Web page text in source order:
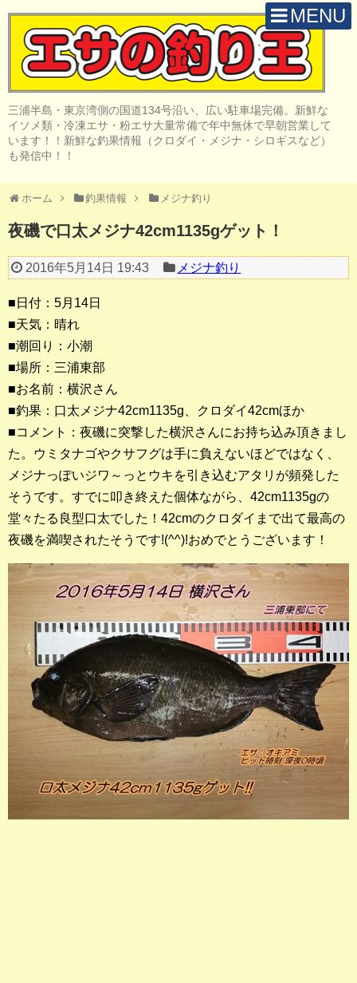
MENU
三浦半島・東京湾側の国道134号沿い、広い駐車場完備。新鮮な
イソメ類・冷凍エサ・粉エサ大量常備で年中無休で早朝営業して
います！！新鮮な釣果情報（クロダイ・メジナ・シロギスなど）
も発信中！！
ホーム 釣果情報 メジナ釣り
夜磯で口太メジナ42cm1135gゲット！
2016年5月14日 19:43 メジナ釣り
■日付：5月14日
■天気：晴れ
■潮回り：小潮
■場所：三浦東部
■お名前：横沢さん
■釣果：口太メジナ42cm1135g、クロダイ42cmほか
■コメント：夜磯に突撃した横沢さんにお持ち込み頂きまし
た。ウミタナゴやクサフグは手に負えないほどではなく、
メジナっぽいジワ～っとウキを引き込むアタリが頻発した
そうです。すでに叩き終えた個体ながら、42cm1135gの
堂々たる良型口太でした！42cmのクロダイまで出て最高の
夜磯を満喫されたそうです!(^^)!おめでとうございます！
H O M E
取 扱 商 品
釣 果 情 報
陸っぱりルアー
船・ボート釣り
その他の釣り
釣果ランキング
2023年 クロダイ部門
2023年 メジナ部門
歴代釣果ランキング
クロダイ部門
メジナ部門
シロギス部門
過去の釣果ランキング
ブログ・釣行記
スタッフブログ
店長釣行記
スタッフ釣行記
釣果投稿フォーム